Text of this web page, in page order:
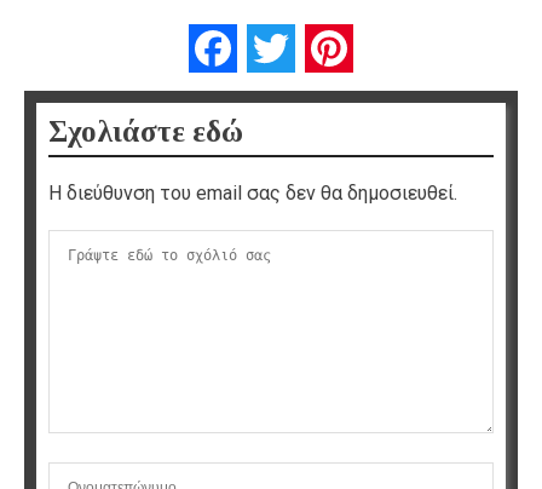
FacebookTwitter
Σχολιάστε εδώ
Η διεύθυνση του email σας δεν θα δημοσιευθεί.